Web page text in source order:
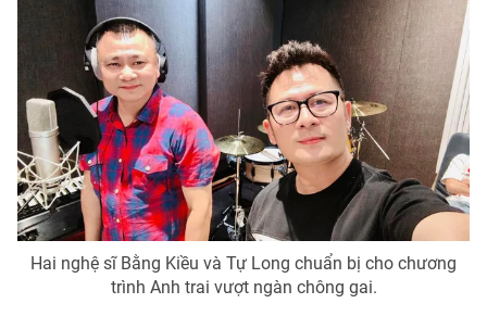
Sản phẩm
Thị trường
Tư vấn
Lịch phát sóng
Chuyên mục khác
Emagazine Podcast
Photo Infographic
Shorts video
Hai nghệ sĩ Bằng Kiều và Tự Long chuẩn bị cho chương
trình Anh trai vượt ngàn chông gai.